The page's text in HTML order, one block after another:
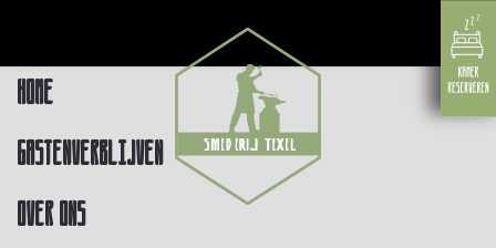
Home
Gastenverblijven
Over ons